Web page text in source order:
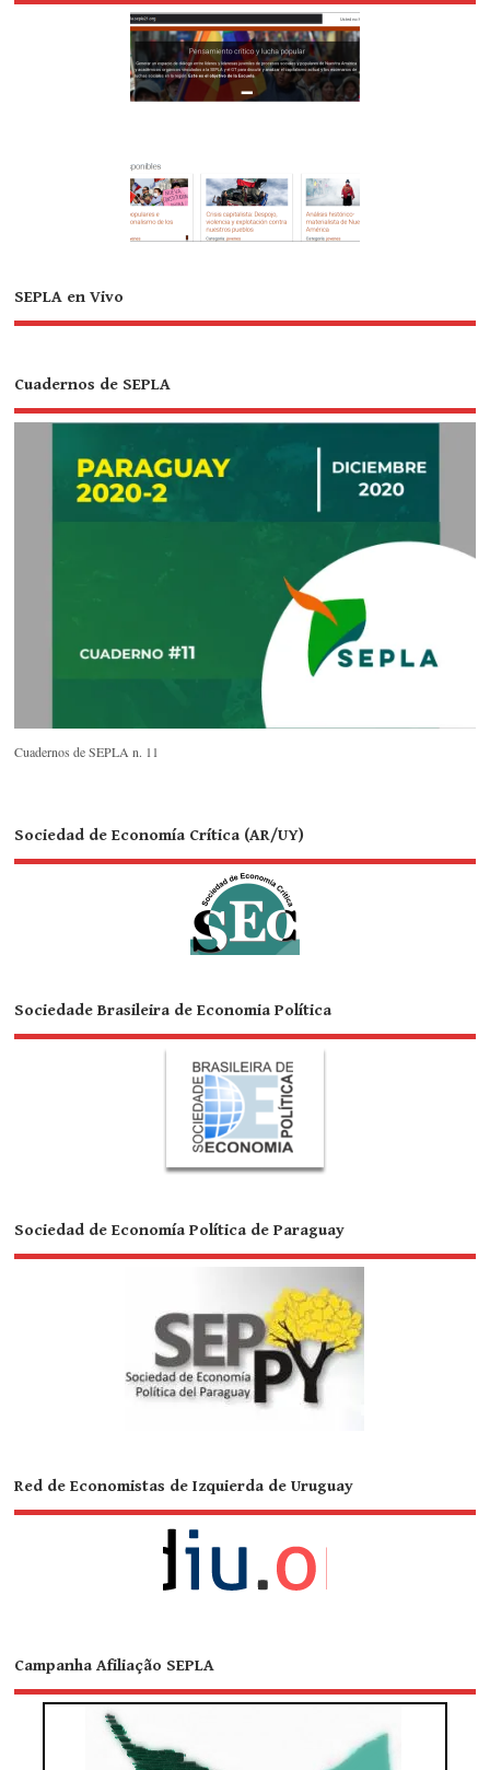
SEPLA en Vivo
Cuadernos de SEPLA
Cuadernos de SEPLA n. 11
Sociedad de Economía Crítica (AR/UY)
Sociedade Brasileira de Economia Política
Sociedad de Economía Política de Paraguay
Red de Economistas de Izquierda de Uruguay
Campanha Afiliação SEPLA